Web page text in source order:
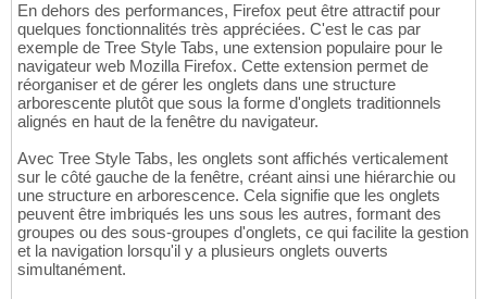
En dehors des performances, Firefox peut être attractif pour
quelques fonctionnalités très appréciées. C'est le cas par
exemple de Tree Style Tabs, une extension populaire pour le
navigateur web Mozilla Firefox. Cette extension permet de
réorganiser et de gérer les onglets dans une structure
arborescente plutôt que sous la forme d'onglets traditionnels
alignés en haut de la fenêtre du navigateur.
Avec Tree Style Tabs, les onglets sont affichés verticalement
sur le côté gauche de la fenêtre, créant ainsi une hiérarchie ou
une structure en arborescence. Cela signifie que les onglets
peuvent être imbriqués les uns sous les autres, formant des
groupes ou des sous-groupes d'onglets, ce qui facilite la gestion
et la navigation lorsqu'il y a plusieurs onglets ouverts
simultanément.